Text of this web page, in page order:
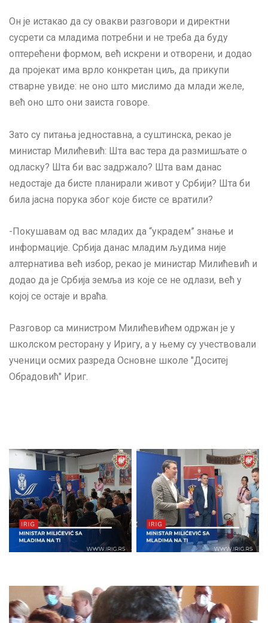
Он је истакао да су овакви разговори и директни
сусрети са младима потребни и не треба да буду
оптерећени формом, већ искрени и отворени, и додао
да пројекат има врло конкретан циљ, да прикупи
стварне увиде: не оно што мислимо да млади желе,
већ оно што они заиста говоре.
Зато су питања једноставна, а суштинска, рекао је
министар Милићевић: Шта вас тера да размишљате о
одласку? Шта би вас задржало? Шта вам данас
недостаје да бисте планирали живот у Србији? Шта би
била јасна порука због које бисте се вратили?
-Покушавам од вас младих да “украдем” знање и
информације. Србија данас младим људима није
алтернатива већ избор, рекао је министар Милићевић и
додао да је Србија земља из које се не одлази, већ у
којој се остаје и враћа.
Разговор са министром Милићевићем одржан је у
школском ресторану у Иригу, а у њему су учествовали
ученици осмих разреда Основне школе "Доситеј
Обрадовић" Ириг.